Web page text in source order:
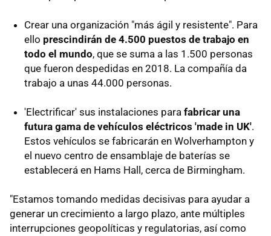
Crear una organización "más ágil y resistente". Para
ello prescindirán de 4.500 puestos de trabajo en
todo el mundo, que se suma a las 1.500 personas
que fueron despedidas en 2018. La compañía da
trabajo a unas 44.000 personas.
'Electrificar' sus instalaciones para fabricar una
futura gama de vehículos eléctricos 'made in UK'.
Estos vehículos se fabricarán en Wolverhampton y
el nuevo centro de ensamblaje de baterías se
establecerá en Hams Hall, cerca de Birmingham.
"Estamos tomando medidas decisivas para ayudar a
generar un crecimiento a largo plazo, ante múltiples
interrupciones geopolíticas y regulatorias, así como